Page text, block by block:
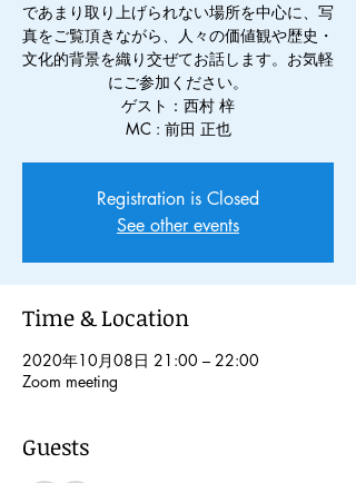
であまり取り上げられない場所を中心に、写
真をご覧頂きながら、人々の価値観や歴史・
文化的背景を織り交ぜてお話します。お気軽
にご参加ください。
ゲスト：西村 梓
MC : 前田 正也
Registration is Closed
See other events
Time & Location
2020年10月08日 21:00 – 22:00
Zoom meeting
Guests